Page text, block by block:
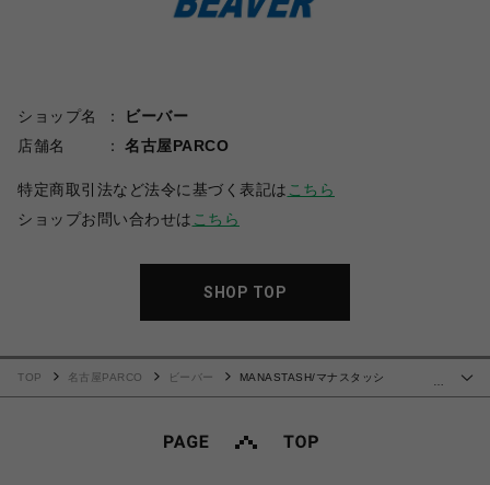
ショップ名
ビーバー
店舗名
名古屋PARCO
特定商取引法など法令に基づく表記は こちら
ショップお問い合わせは こちら
SHOP TOP
…
TOP 名古屋PARCO ビーバー
MANASTASH/マナスタッシ